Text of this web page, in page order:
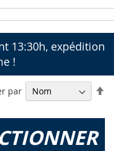
13:30h, expédition
!
par